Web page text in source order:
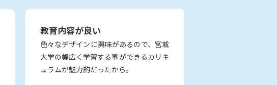
教育内容が良い
色々なデザインに興味があるので、宮城
大学の幅広く学習する事ができるカリキ
ュラムが魅力的だったから。